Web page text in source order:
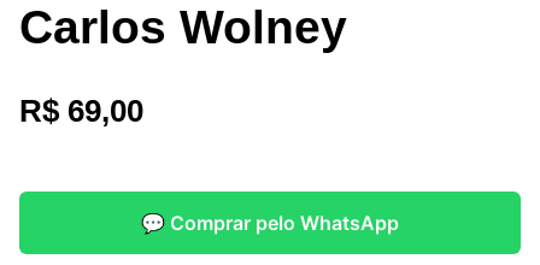
Carlos Wolney
R$ 69,00
💬 Comprar pelo WhatsApp